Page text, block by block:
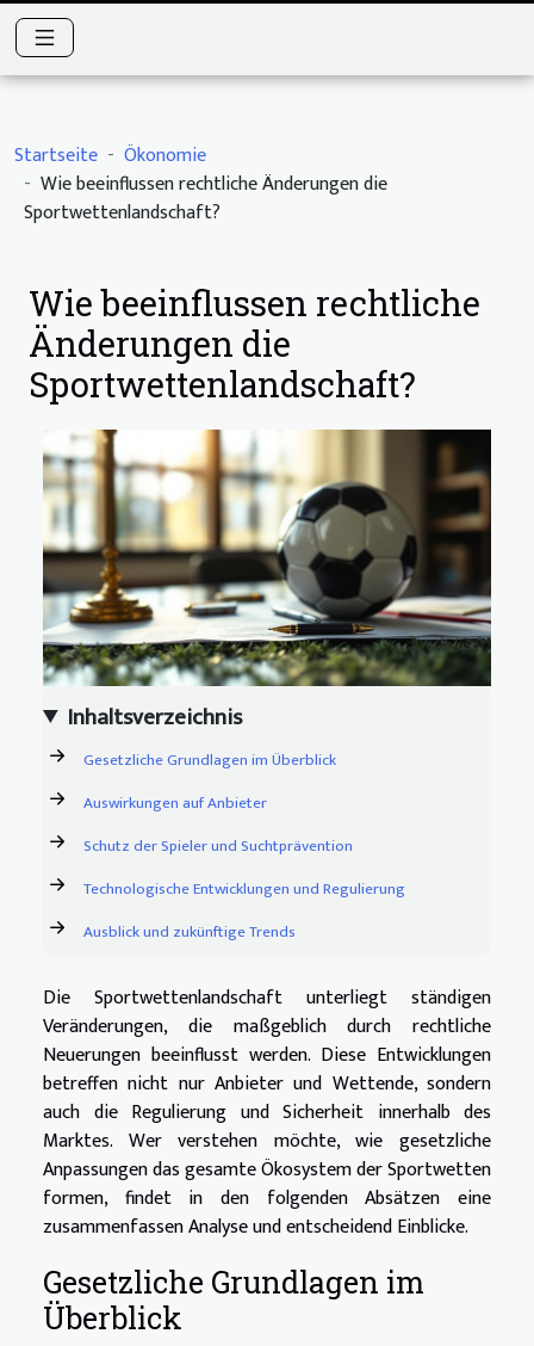
Startseite
Ökonomie
Wie beeinflussen rechtliche Änderungen die
Sportwettenlandschaft?
Wie beeinflussen rechtliche
Änderungen die
Sportwettenlandschaft?
Inhaltsverzeichnis
Gesetzliche Grundlagen im Überblick
Auswirkungen auf Anbieter
Schutz der Spieler und Suchtprävention
Technologische Entwicklungen und Regulierung
Ausblick und zukünftige Trends
Die Sportwettenlandschaft unterliegt ständigen
Veränderungen, die maßgeblich durch rechtliche
Neuerungen beeinflusst werden. Diese Entwicklungen
betreffen nicht nur Anbieter und Wettende, sondern
auch die Regulierung und Sicherheit innerhalb des
Marktes. Wer verstehen möchte, wie gesetzliche
Anpassungen das gesamte Ökosystem der Sportwetten
formen, findet in den folgenden Absätzen eine
zusammenfassen Analyse und entscheidend Einblicke.
Gesetzliche Grundlagen im
Überblick